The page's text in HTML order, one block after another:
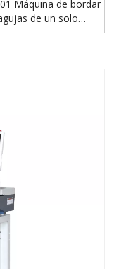
Máquina de bordar
de un solo
a la venta